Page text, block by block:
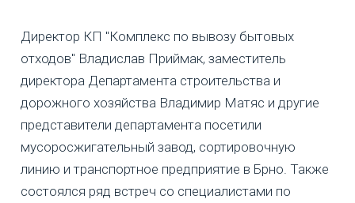
Директор КП "Комплекс по вывозу бытовых
отходов" Владислав Приймак, заместитель
директора Департамента строительства и
дорожного хозяйства Владимир Матяс и другие
представители департамента посетили
мусоросжигательный завод, сортировочную
линию и транспортное предприятие в Брно. Также
состоялся ряд встреч со специалистами по